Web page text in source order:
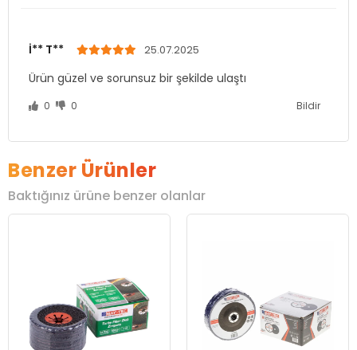
İ** T** 25.07.2025
Ürün güzel ve sorunsuz bir şekilde ulaştı
0 0 Bildir
Benzer Ürünler
Baktığınız ürüne benzer olanlar